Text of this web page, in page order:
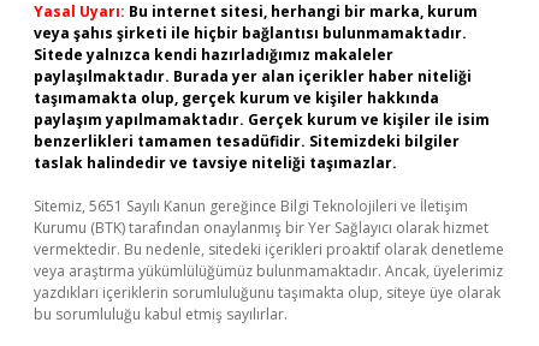
Yasal Uyarı: Bu internet sitesi, herhangi bir marka, kurum
veya şahıs şirketi ile hiçbir bağlantısı bulunmamaktadır.
Sitede yalnızca kendi hazırladığımız makaleler
paylaşılmaktadır. Burada yer alan içerikler haber niteliği
taşımamakta olup, gerçek kurum ve kişiler hakkında
paylaşım yapılmamaktadır. Gerçek kurum ve kişiler ile isim
benzerlikleri tamamen tesadüfidir. Sitemizdeki bilgiler
taslak halindedir ve tavsiye niteliği taşımazlar.
Sitemiz, 5651 Sayılı Kanun gereğince Bilgi Teknolojileri ve İletişim
Kurumu (BTK) tarafından onaylanmış bir Yer Sağlayıcı olarak hizmet
vermektedir. Bu nedenle, sitedeki içerikleri proaktif olarak denetleme
veya araştırma yükümlülüğümüz bulunmamaktadır. Ancak, üyelerimiz
yazdıkları içeriklerin sorumluluğunu taşımakta olup, siteye üye olarak
bu sorumluluğu kabul etmiş sayılırlar.